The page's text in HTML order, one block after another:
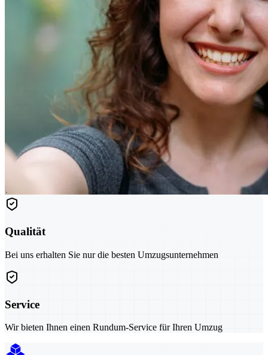
Qualität
Bei uns erhalten Sie nur die besten Umzugsunternehmen
Service
Wir bieten Ihnen einen Rundum-Service für Ihren Umzug